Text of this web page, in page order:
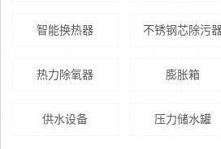
智能换热器 不锈钢芯除污
热力除氧器 膨胀箱
供水设备 压力储水罐